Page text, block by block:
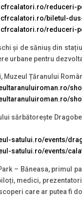
reduceri-
biletul-
reduceri-
și de săniuș din
urbane pentru
, Muzeul Țăranului
sărbătorește
satului.ro/events/
satului.ro/events/
– Băneasa, primul
medici,
care ar putea fi